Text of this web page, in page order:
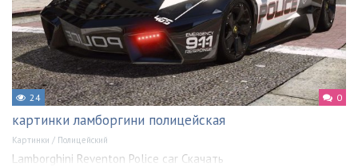
24 0
картинки ламборгини полицейская
Картинки / Полицейский
Lamborghini Reventon Police car Скачать